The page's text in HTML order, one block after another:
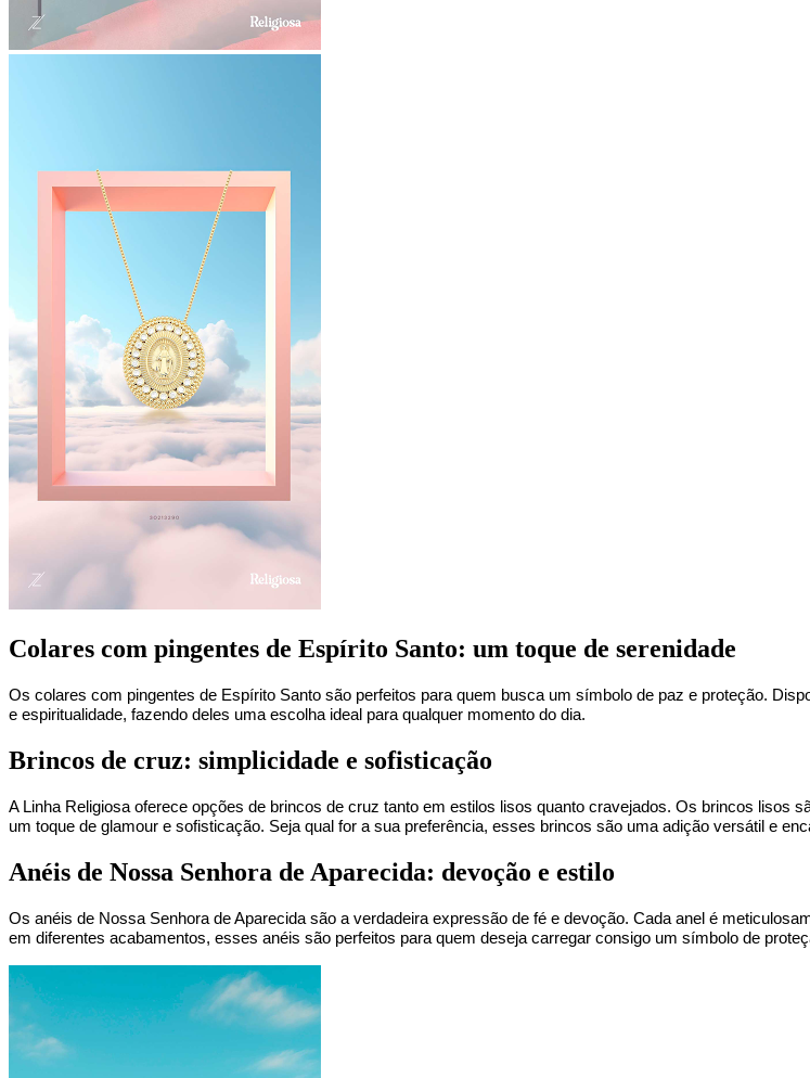
Colares com pingentes de Espírito Santo: um toque de serenidade
Os colares com pingentes de Espírito Santo são perfeitos para quem busca um símbolo de paz e proteção.
e espiritualidade, fazendo deles uma escolha ideal para qualquer momento do dia.
Brincos de cruz: simplicidade e sofisticação
A Linha Religiosa oferece opções de brincos de cruz tanto em estilos lisos quanto cravejados. Os brincos lisos
um toque de glamour e sofisticação. Seja qual for a sua preferência, esses brincos são uma adição versátil e
Anéis de Nossa Senhora de Aparecida: devoção e estilo
Os anéis de Nossa Senhora de Aparecida são a verdadeira expressão de fé e devoção. Cada anel é
em diferentes acabamentos, esses anéis são perfeitos para quem deseja carregar consigo um símbolo de